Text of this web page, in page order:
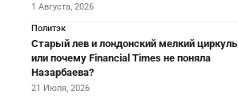
1 Августа, 2026
Политэк
Старый лев и лондонский мелкий циркуль
или почему Financial Times не поняла
Назарбаева?
21 Июля, 2026